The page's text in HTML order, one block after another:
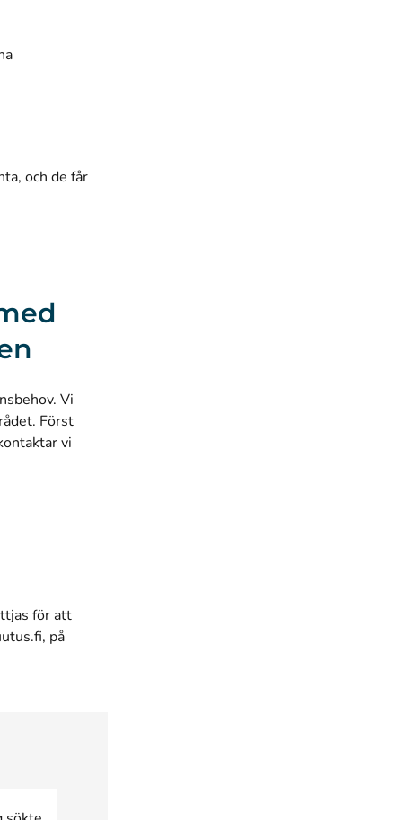
och de får
Vi
Först
vi
för att
på